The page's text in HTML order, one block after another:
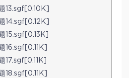
13.sgf[0.10K]
14.sgf[0.12K]
15.sgf[0.13K]
16.sgf[0.11K]
17.sgf[0.11K]
18.sgf[0.11K]